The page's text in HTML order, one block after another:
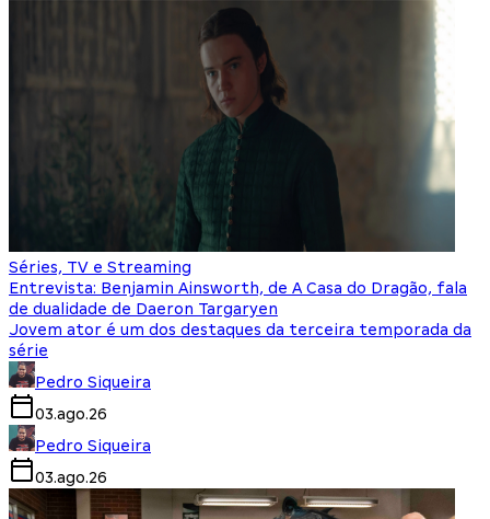
Séries, TV e Streaming
Entrevista: Benjamin Ainsworth, de A Casa do Dragão, fala
de dualidade de Daeron Targaryen
Jovem ator é um dos destaques da terceira temporada da
série
Pedro Siqueira
03.ago.26
Pedro Siqueira
03.ago.26